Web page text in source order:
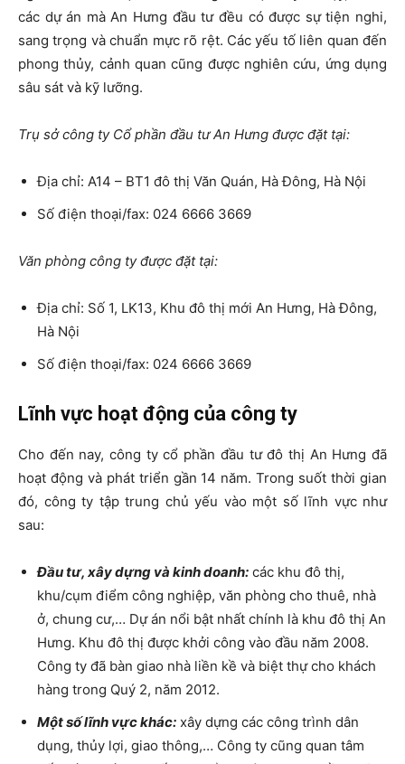
các dự án mà An Hưng đầu tư đều có được sự tiện nghi,
sang trọng và chuẩn mực rõ rệt. Các yếu tố liên quan đến
phong thủy, cảnh quan cũng được nghiên cứu, ứng dụng
sâu sát và kỹ lưỡng.
Trụ sở công ty Cổ phần đầu tư An Hưng được đặt tại:
Địa chỉ: A14 – BT1 đô thị Văn Quán, Hà Đông, Hà Nội
Số điện thoại/fax: 024 6666 3669
Văn phòng công ty được đặt tại:
Địa chỉ: Số 1, LK13, Khu đô thị mới An Hưng, Hà Đông,
Hà Nội
Số điện thoại/fax: 024 6666 3669
Lĩnh vực hoạt động của công ty
Cho đến nay, công ty cổ phần đầu tư đô thị An Hưng đã
hoạt động và phát triển gần 14 năm. Trong suốt thời gian
đó, công ty tập trung chủ yếu vào một số lĩnh vực như
sau:
Đầu tư, xây dựng và kinh doanh: các khu đô thị,
khu/cụm điểm công nghiệp, văn phòng cho thuê, nhà
ở, chung cư,… Dự án nổi bật nhất chính là khu đô thị An
Hưng. Khu đô thị được khởi công vào đầu năm 2008.
Công ty đã bàn giao nhà liền kề và biệt thự cho khách
hàng trong Quý 2, năm 2012.
Một số lĩnh vực khác: xây dựng các công trình dân
dụng, thủy lợi, giao thông,… Công ty cũng quan tâm